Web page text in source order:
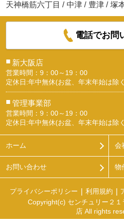
天神橋筋六丁目 / 中津 / 豊津 / 塚
電話でお問
■ 新大阪店
営業時間：9：00～19：00
定休日:年中無休(お盆、年末年始は除く
■ 管理事業部
営業時間：9：00～19：00
定休日:年中無休(お盆、年末年始は除く
ホーム 会
お問い合わせ 物
プライバシーポリシー 利用規約
Copyright(c) センチュリー２
店 All rights